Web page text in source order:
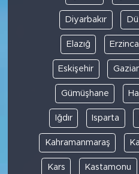
Diyarbakır
Elazığ
Eskişehir
Gümüşhane
Iğdır Isparta
Kahramanmaraş
Kars Kastamonu